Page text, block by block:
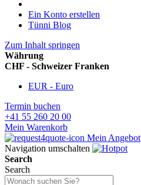
Ein Konto erstellen
Tünni Blog
Zum Inhalt springen
Währung
CHF - Schweizer Franken
EUR - Euro
Termin buchen
+41 55 260 20 00
Mein Warenkorb
Mein Angebot
Navigation umschalten
Search
Search